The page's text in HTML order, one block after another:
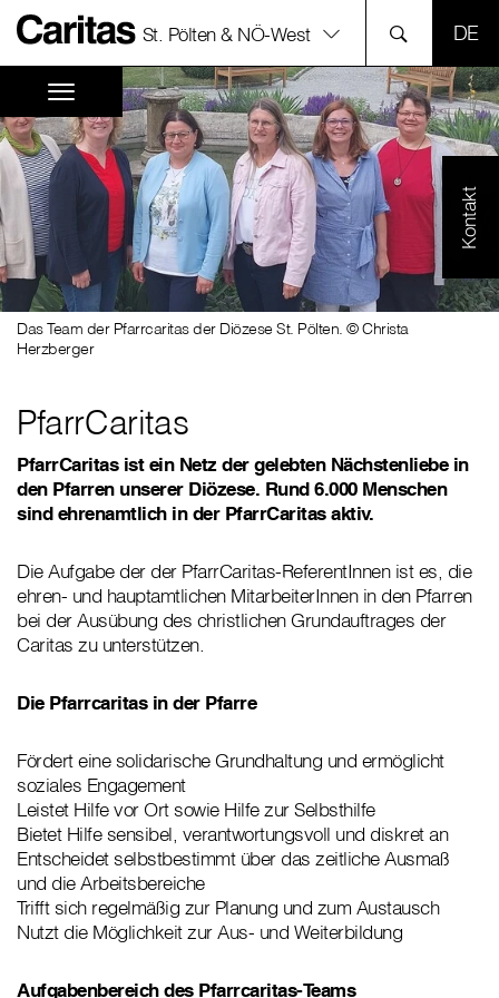
St. Pölten & NÖ-West
Kontakt
Das Team der Pfarrcaritas der Diözese St. Pölten. © Christa
Herzberger
PfarrCaritas
PfarrCaritas ist ein Netz der gelebten Nächstenliebe in
den Pfarren unserer Diözese. Rund 6.000 Menschen
sind ehrenamtlich in der PfarrCaritas aktiv.
Die Aufgabe der der PfarrCaritas-ReferentInnen ist es, die
ehren- und hauptamtlichen MitarbeiterInnen in den Pfarren
bei der Ausübung des christlichen Grundauftrages der
Caritas zu unterstützen.
Die Pfarrcaritas in der Pfarre
Fördert eine solidarische Grundhaltung und ermöglicht
soziales Engagement
Leistet Hilfe vor Ort sowie Hilfe zur Selbsthilfe
Bietet Hilfe sensibel, verantwortungsvoll und diskret an
Entscheidet selbstbestimmt über das zeitliche Ausmaß
und die Arbeitsbereiche
Trifft sich regelmäßig zur Planung und zum Austausch
Nutzt die Möglichkeit zur Aus- und Weiterbildung
Aufgabenbereich des Pfarrcaritas-Teams